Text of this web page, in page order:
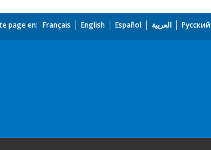
page en: Français English Español العربية Русский